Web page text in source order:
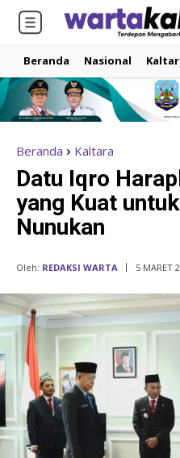
Beranda Nasional
Beranda Kaltara
Datu Iqro
yang Kuat
Nunukan
Oleh: REDAKSI WARTA 5 MARET